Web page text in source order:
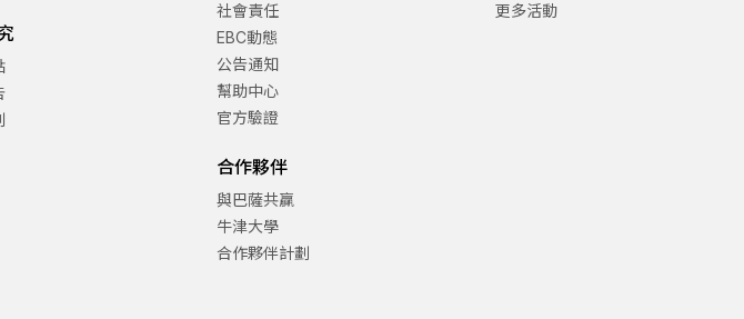
社會責任
EBC動態
公告通知
幫助中心
官方驗證
合作夥伴
與巴薩共贏
牛津大學
合作夥伴計劃
更多活動